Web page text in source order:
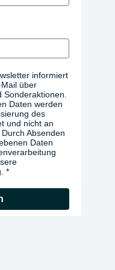
informiert
über
Daten werden
des
und nicht an
Absenden
Daten